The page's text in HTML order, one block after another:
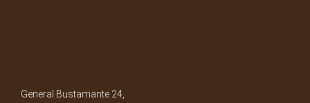
General Bustamante 24,